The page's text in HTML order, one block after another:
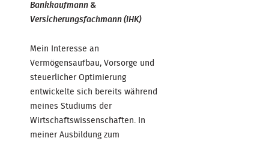
Bankkaufmann &
Versicherungsfachmann (IHK)
Mein Interesse an
Vermögensaufbau, Vorsorge und
steuerlicher Optimierung
entwickelte sich bereits während
meines Studiums der
Wirtschaftswissenschaften. In
meiner Ausbildung zum